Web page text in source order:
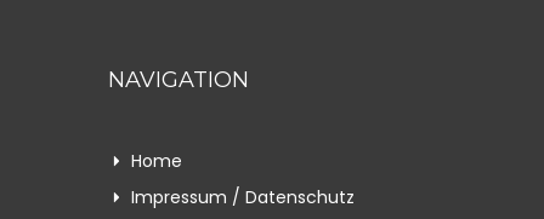
NAVIGATION
Home
Impressum / Datenschutz